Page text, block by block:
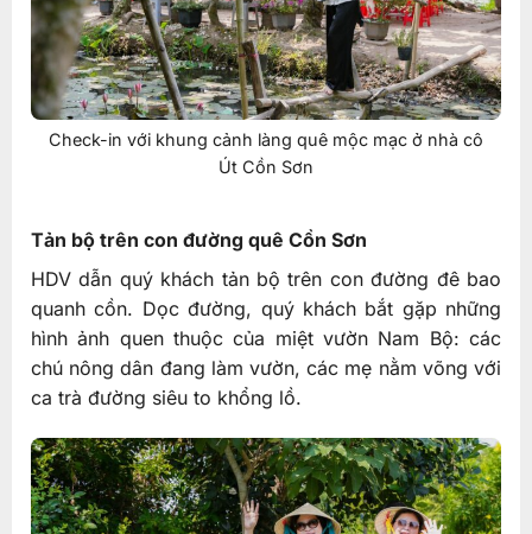
Check-in với khung cảnh làng quê mộc mạc ở nhà cô
Út Cồn Sơn
Tản bộ trên con đường quê Cồn Sơn
HDV dẫn quý khách tản bộ trên con đường đê bao
quanh cồn. Dọc đường, quý khách bắt gặp những
hình ảnh quen thuộc của miệt vườn Nam Bộ: các
chú nông dân đang làm vườn, các mẹ nằm võng với
ca trà đường siêu to khổng lồ.